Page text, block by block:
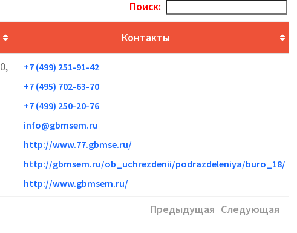
Поиск:
Контакты
+7 (499) 251-91-42
+7 (495) 702-63-70
+7 (499) 250-20-76
info@gbmsem.ru
http://www.77.gbmse.ru/
http://gbmsem.ru/ob_uchrezdenii/podrazdeleniya/buro_18/
http://www.gbmsem.ru/
Предыдущая Следующая